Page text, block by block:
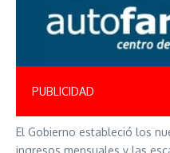
PUBLICIDAD
El Gobierno estableció los
ingresos mensuales y las